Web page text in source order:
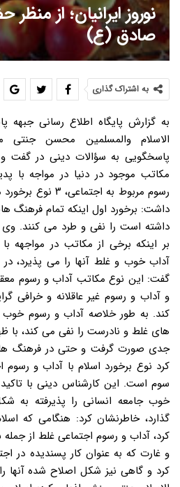
نوروز ایرانیان؛ از
صادق (ع)
به اشتراک گذاری
به گزارش پایگاه اطلاع رسانی جبهه
الاسلام والمسلمین محسن
پاسخگویی به سؤالات دینی در گفت و
مکاتب موجود در دنیا در مواجه با
رسوم مربوط به
داشت: برخورد اول اینکه تمام فرهنگ
داشته است را نفی و طرد می کنند. وی
بر اینکه برخی از مکاتب در مواجهه
آداب خوب و غلط آنها را می پذیرد،
گفت: این نوع مکاتب آداب و رسوم
و آداب و رسوم غیر عاقلانه و خرافی
کند. به طور خلاصه آداب و رسوم
های غلط و نادرست را نفی می کند، با
جدی صورت گرفت و حتی در فرهنگ
کرد نوع برخورد اسلام با آداب و
سوم است. این کارشناس دینی با تاکید
خوب جامعه انسانی را پذیرفته به
گذارد، خاطرنشان کرد: هنگامی که
کرد، آداب و رسوم اجتماعی غلط از
و غارت که به عنوان کار پسندیده در
کرد و گاهی نیز شکل اصلاح شده آنها